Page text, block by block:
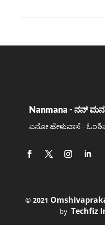
Nanmana - ನನ್ ಮನ
ಏನೋ ಹೇಳುವಾಸೆ -
©️ 2021
by Techfiz